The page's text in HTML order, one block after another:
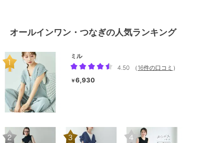
オールインワン・つなぎの人気ランキング
ミル
4.50
（ 16件の口コミ ）
￥6,930